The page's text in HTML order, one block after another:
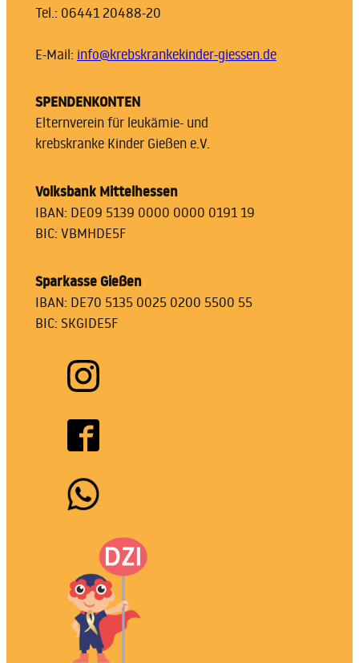
Tel.: 06441 20488-20
E-Mail: info@krebskrankekinder-giessen.de
SPENDENKONTEN
Elternverein für leukämie- und
krebskranke Kinder Gießen e.V.
Volksbank Mittelhessen
IBAN: DE09 5139 0000 0000 0191 19
BIC: VBMHDE5F
Sparkasse Gießen
IBAN: DE70 5135 0025 0200 5500 55
BIC: SKGIDE5F